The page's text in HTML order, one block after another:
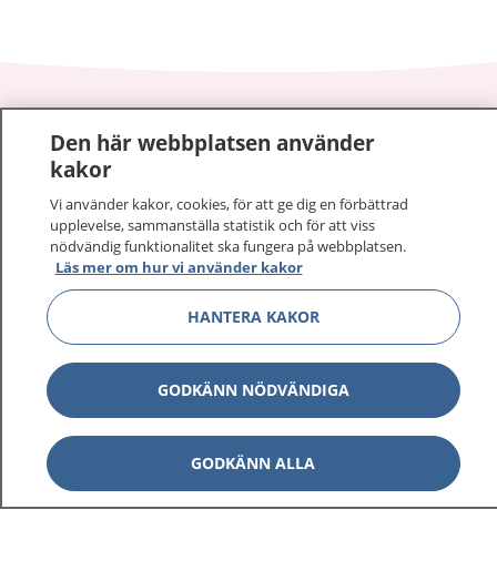
1177–tryggt om din hälsa och vård
På 1177.se får du råd om hälsa och information om
sjukdomar och vilka mottagningar du kan kontakta.
Logga in för att läsa din journal och göra dina
vårdärenden. Ring telefonnummer 1177 för
sjukvårdsrådgivning dygnet runt.
1177 ger dig råd när du vill må bättre.
1177 på flera språk Visa
Om 1177 Visa
Den här webbplatsen använder
kakor
Vi använder kakor, cookies, för att ge dig en förbättrad
upplevelse, sammanställa statistik och för att viss
nödvändig funktionalitet ska fungera på webbplatsen.
Läs mer om hur vi använder kakor
HANTERA KAKOR
GODKÄNN NÖDVÄNDIGA
GODKÄNN ALLA